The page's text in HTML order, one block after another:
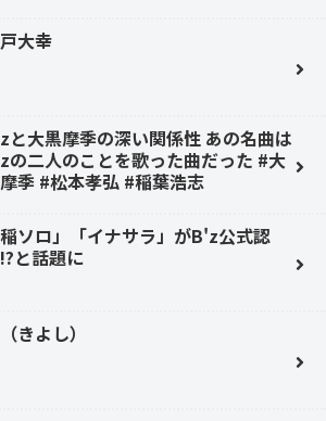
大幸
と大黒摩季の深い関係性 あの名曲は
の二人のことを歌った曲だった #大
季 #松本孝弘 #稲葉浩志
稲ソロ」「イナサラ」がB'z公式認
と話題に
きよし）